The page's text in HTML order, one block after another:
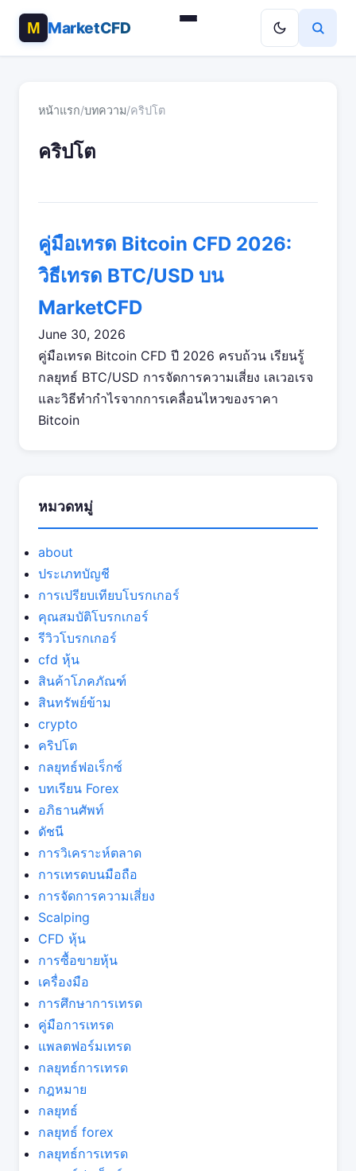
MarketCFD
หน้าแรก/บทความ/คริปโต
คริปโต
คู่มือเทรด Bitcoin CFD 2026:
วิธีเทรด BTC/USD บน
MarketCFD
June 30, 2026
คู่มือเทรด Bitcoin CFD ปี 2026 ครบถ้วน เรียนรู้
กลยุทธ์ BTC/USD การจัดการความเสี่ยง เลเวอเรจ
และวิธีทำกำไรจากการเคลื่อนไหวของราคา
Bitcoin
หมวดหมู่
about
ประเภทบัญชี
การเปรียบเทียบโบรกเกอร์
คุณสมบัติโบรกเกอร์
รีวิวโบรกเกอร์
cfd หุ้น
สินค้าโภคภัณฑ์
สินทรัพย์ข้าม
crypto
คริปโต
กลยุทธ์ฟอเร็กซ์
บทเรียน Forex
อภิธานศัพท์
ดัชนี
การวิเคราะห์ตลาด
การเทรดบนมือถือ
การจัดการความเสี่ยง
Scalping
CFD หุ้น
การซื้อขายหุ้น
เครื่องมือ
การศึกษาการเทรด
คู่มือการเทรด
แพลตฟอร์มเทรด
กลยุทธ์การเทรด
กฎหมาย
กลยุทธ์
กลยุทธ์ forex
กลยุทธ์การเทรด